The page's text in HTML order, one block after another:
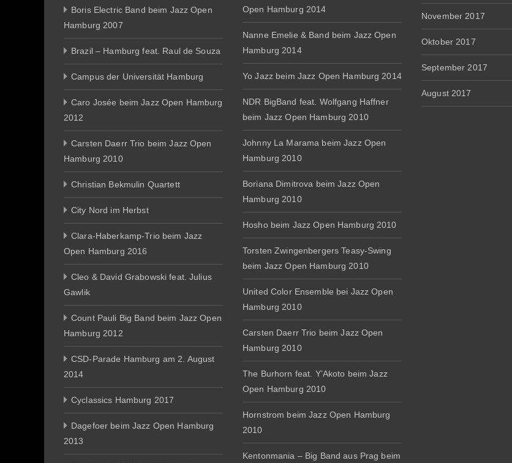
Boris Electric Band beim Jazz Open
Hamburg 2007
Brazil – Hamburg feat. Raul de Souza
Campus der Universität Hamburg
Caro Josée beim Jazz Open Hamburg
2012
Carsten Daerr Trio beim Jazz Open
Hamburg 2010
Christian Bekmulin Quartett
City Nord im Herbst
Clara-Haberkamp-Trio beim Jazz
Open Hamburg 2016
Cleo & David Grabowski feat. Julius
Gawlik
Count Pauli Big Band beim Jazz Open
Hamburg 2012
CSD-Parade Hamburg am 2. August
2014
Cyclassics Hamburg 2017
Dagefoer beim Jazz Open Hamburg
2013
Open Hamburg 2014
Nanne Emelie & Band beim Jazz Open
Hamburg 2014
Yo Jazz beim Jazz Open Hamburg 2014
NDR BigBand feat. Wolfgang Haffner
beim Jazz Open Hamburg 2010
Johnny La Marama beim Jazz Open
Hamburg 2010
Boriana Dimitrova beim Jazz Open
Hamburg 2010
Hosho beim Jazz Open Hamburg 2010
Torsten Zwingenbergers Teasy-Swing
beim Jazz Open Hamburg 2010
United Color Ensemble bei Jazz Open
Hamburg 2010
Carsten Daerr Trio beim Jazz Open
Hamburg 2010
The Burhorn feat. Y’Akoto beim Jazz
Open Hamburg 2010
Hornstrom beim Jazz Open Hamburg
2010
Kentonmania – Big Band aus Prag beim
November 2017
Oktober 2017
September 2017
August 2017